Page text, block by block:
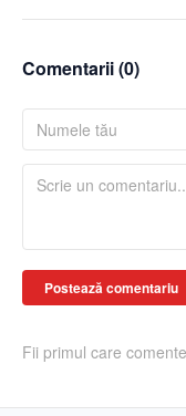
Comentarii (0)
Postează comentariu
Fii primul care